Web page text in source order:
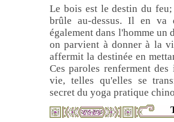
Le bois est le destin du
brûle au-dessus. Il en
également dans l'homme un
on parvient à donner à la
affermit la destinée en
Ces paroles renferment
vie, telles qu'elles se
secret du yoga pratique